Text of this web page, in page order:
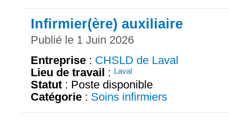
Infirmier(ère) auxiliaire
Publié le 1 Juin 2026
Entreprise : CHSLD de Laval
Lieu de travail : Laval
Statut : Poste disponible
Catégorie : Soins infirmiers